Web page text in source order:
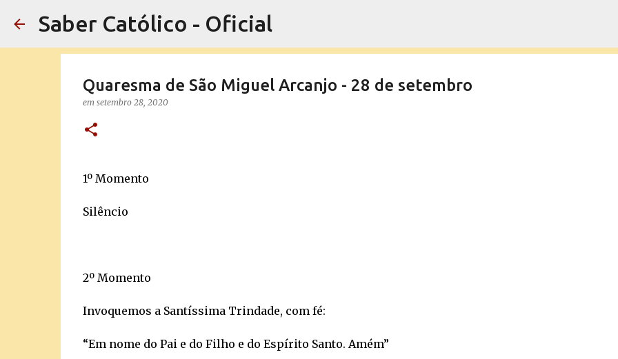
Saber Católico - Oficial
Quaresma de São Miguel Arcanjo - 28 de setembro
em setembro 28, 2020
1º Momento
Silêncio
2º Momento
Invoquemos a Santíssima Trindade, com fé:
“Em nome do Pai e do Filho e do Espírito Santo. Amém”